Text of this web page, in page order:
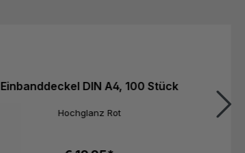
Einbanddeckel DIN A4, 100 Stück
Hochglanz Rot